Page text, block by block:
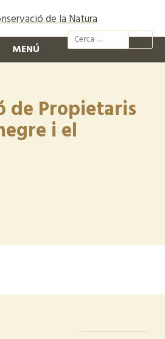
@xcn.cat
MENÚ
de Propietaris
i el